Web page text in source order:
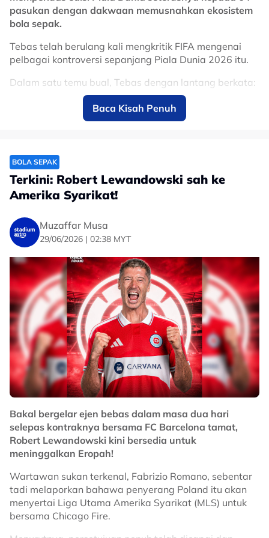
pasukan dengan dakwaan memusnahkan ekosistem
bola sepak.
Tebas telah berulang kali mengkritik FIFA mengenai
pelbagai kontroversi sepanjang Piala Dunia 2026 itu.
Dalam satu temu bual, Tebas dengan lantang berkata:
"Pada pendapat saya, ya, saya rasa masanya sudah
FIFA, dengan undian dijadualkan berlangsung di
Maghribi pada 18 Mac tahun depan.
Ditanya mengenai kritikan yang semakin meningkat
menerima kenyataan bahawa Infantino masih
mendapat sokongan ramai.
La Liga president Javier Tebas has
accused Fifa of “destroying the football
industry” and called for its president
Gianni Infantino to quit.
“There is no opposition candidate, no one
wants to present themselves to lose. This
is the system, and it is a system that is
sick at the…pic.twitter.com/G6GrNBBH21
— Telegraph Football (@TeleFootball)July
21, 2026
sangat memihak kepada dia.
"Tiada calon lain mahu menentang. Inilah sistem yang
sedang sakit.
Baca Kisah Penuh
BOLA SEPAK
Terkini: Robert Lewandowski sah ke
Amerika Syarikat!
Muzaffar Musa
29/06/2026 | 02:38 MYT
Bakal bergelar ejen bebas dalam masa dua hari
selepas kontraknya bersama FC Barcelona tamat,
Robert Lewandowski kini bersedia untuk
meninggalkan Eropah!
Wartawan sukan terkenal, Fabrizio Romano, sebentar
tadi melaporkan bahawa penyerang Poland itu akan
menyertai Liga Utama Amerika Syarikat (MLS) untuk
bersama Chicago Fire.